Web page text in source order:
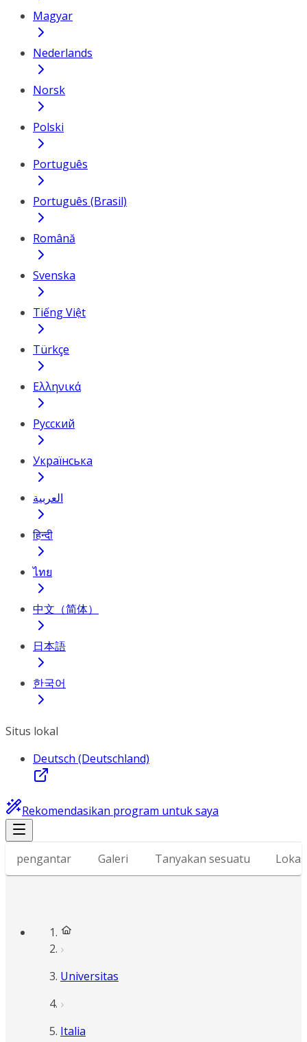
Magyar
Nederlands
Norsk
Polski
Português
Português (Brasil)
Română
Svenska
Tiếng Việt
Türkçe
Ελληνικά
Русский
Українська
العربية
हिन्दी
ไทย
中文（简体）
日本語
한국어
Situs lokal
Deutsch (Deutschland)
Rekomendasikan program untuk saya
pengantar Galeri Tanyakan sesuatu
Universitas
Italia